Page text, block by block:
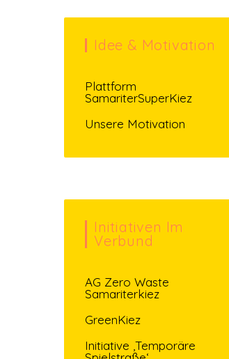
Idee & Motivation
Plattform
SamariterSuperKiez
Unsere Motivation
Initiativen Im
Verbund
AG Zero Waste
Samariterkiez
GreenKiez
Initiative ‚Temporäre